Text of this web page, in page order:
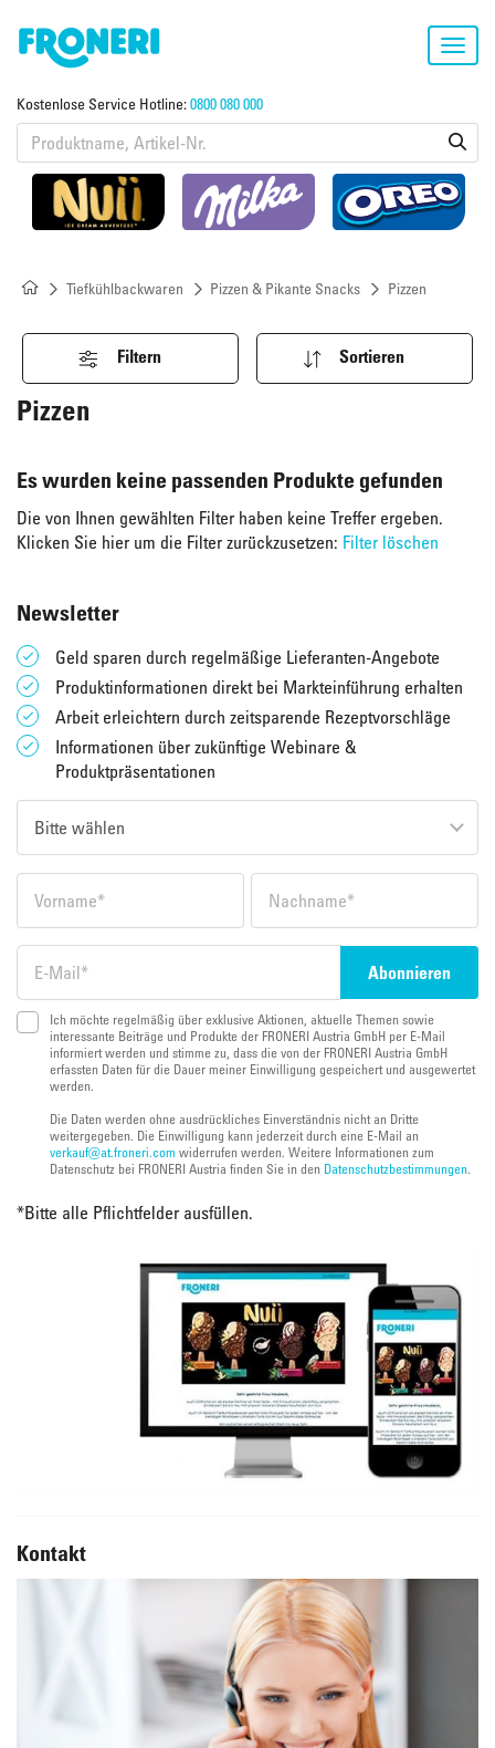
Kostenlose Service Hotline:0800 080 000
Tiefkühlbackwaren Pizzen & Pikante Snacks Pizzen
Filtern Sortieren
Pizzen
Es wurden keine passenden Produkte gefunden
Die von Ihnen gewählten Filter haben keine Treffer ergeben.
Klicken Sie hier um die Filter zurückzusetzen: Filter löschen
Newsletter
Geld sparen durch regelmäßige Lieferanten-Angebote
Produktinformationen direkt bei Markteinführung erhalten
Arbeit erleichtern durch zeitsparende Rezeptvorschläge
Informationen über zukünftige Webinare &
Produktpräsentationen
Ich möchte regelmäßig über exklusive Aktionen, aktuelle Themen sowie
interessante Beiträge und Produkte der FRONERI Austria GmbH per E-Mail
informiert werden und stimme zu, dass die von der FRONERI Austria GmbH
erfassten Daten für die Dauer meiner Einwilligung gespeichert und ausgewertet
werden.
Die Daten werden ohne ausdrückliches Einverständnis nicht an Dritte
weitergegeben. Die Einwilligung kann jederzeit durch eine E-Mail an
verkauf@at.froneri.com widerrufen werden. Weitere Informationen zum
Datenschutz bei FRONERI Austria finden Sie in den Datenschutzbestimmungen.
*Bitte alle Pflichtfelder ausfüllen.
Kontakt